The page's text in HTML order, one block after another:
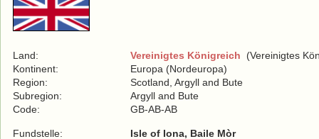
Land: Vereinigtes Königreich (Vereinigtes
Kontinent:
Europa (Nordeuropa)
Region:
Scotland, Argyll and Bute
Subregion:
Argyll and Bute
Code:
GB-AB-AB
Fundstelle:
Isle of Iona, Baile Mòr